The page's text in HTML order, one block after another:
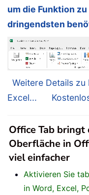
um die Funktion
dringendsten
Weitere Details zu
Excel...
Office Tab
Oberfläche in
viel einfacher
Aktivieren Sie
in Word, Excel,